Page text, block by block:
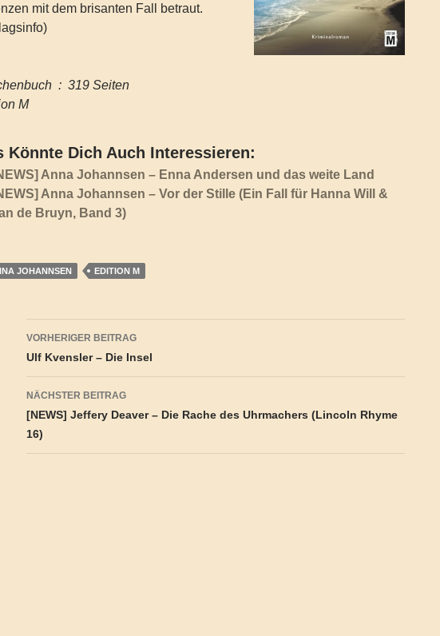
mit dem brisanten Fall betraut.
Taschenbuch ‏ : ‎ 319 Seiten
M
Könnte Dich Auch Interessieren:
Anna Johannsen – Enna Andersen und das weite Land
Anna Johannsen – Vor der Stille (Ein Fall für Hanna Will &
de Bruyn, Band 3)
JOHANNSEN EDITION M
Beitragsnavigation
VORHERIGER BEITRAG
Ulf Kvensler – Die Insel
NÄCHSTER BEITRAG
[NEWS] Jeffery Deaver – Die Rache des Uhrmachers (Lincoln Rhyme
16)